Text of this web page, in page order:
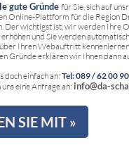
gute Gründe für Sie, sich auf
Online-Plattform für die Region
Der wichtigst ist, wir werden Ihre
und Sie werden
Ihren Webauftritt
Gründe erklären wir Ihnen dann
doch einfach an: Tel: 089 / 62 00
eine Anfrage an: info@da-
SIE MIT »